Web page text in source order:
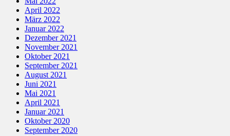
April 2022
März 2022
Januar 2022
Dezember 2021
November 2021
Oktober 2021
September 2021
August 2021
Juni 2021
Mai 2021
April 2021
Januar 2021
Oktober 2020
September 2020